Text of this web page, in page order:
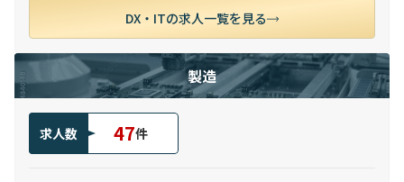
DX・ITの求人一覧を見る
製造
求人数 47件